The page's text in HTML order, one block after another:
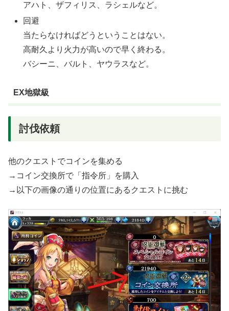
アハト、ザフィリス、ラシェルなど。
回避
当たらなければどうということはない。
高耐久より火力が高いので早く終わる。
バシーニ、バルト、ヤウラスなど。
EX地獄級
討伐依頼
他のクエストでコインを集める
→コイン交換所で「指令所」を購入
→以下の画像の通りの位置にあるクエストに挑む